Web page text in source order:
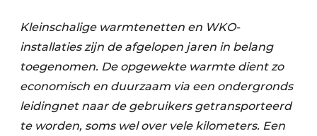
Kleinschalige warmtenetten en WKO-
installaties zijn de afgelopen jaren in belang
toegenomen. De opgewekte warmte dient zo
economisch en duurzaam via een ondergronds
leidingnet naar de gebruikers getransporteerd
te worden, soms wel over vele kilometers. Een